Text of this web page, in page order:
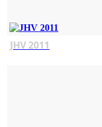
JHV 2011